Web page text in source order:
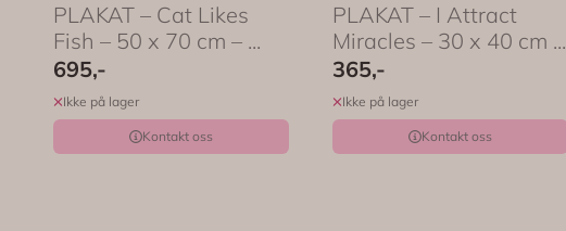
PLAKAT – Cat Likes
Fish – 50 x 70 cm – ...
695,-
Ikke på lager
Kontakt oss
PLAKAT – I Attract
Miracles – 30 x 40 cm ...
365,-
Ikke på lager
Kontakt oss